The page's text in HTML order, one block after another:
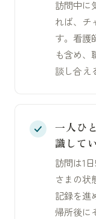
訪問中に
れば、チ
す。看護
も含め、
談し合え
一人ひ
識して
訪問は1
さまの状
記録を進
帰所後に